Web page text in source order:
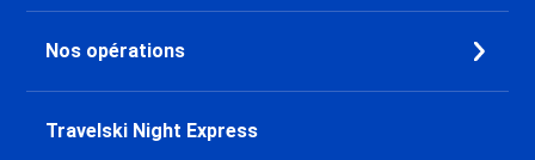
Nos opérations
Travelski Night Express